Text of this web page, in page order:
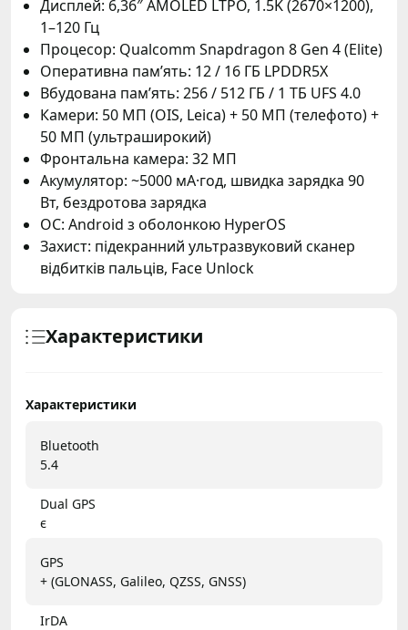
Дисплей: 6,36″ AMOLED LTPO, 1.5K (2670×1200),
1–120 Гц
Процесор: Qualcomm Snapdragon 8 Gen 4 (Elite)
Оперативна пам’ять: 12 / 16 ГБ LPDDR5X
Вбудована пам’ять: 256 / 512 ГБ / 1 ТБ UFS 4.0
Камери: 50 МП (OIS, Leica) + 50 МП (телефото) +
50 МП (ультраширокий)
Фронтальна камера: 32 МП
Акумулятор: ~5000 мА·год, швидка зарядка 90
Вт, бездротова зарядка
ОС: Android з оболонкою HyperOS
Захист: підекранний ультразвуковий сканер
відбитків пальців, Face Unlock
Характеристики
Характеристики
Bluetooth
5.4
Dual GPS
є
GPS
+ (GLONASS, Galileo, QZSS, GNSS)
IrDA